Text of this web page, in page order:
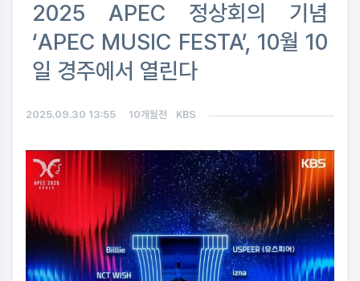
2025 APEC 정상회의 기념
‘APEC MUSIC FESTA’, 10월 10
일 경주에서 열린다
2025.09.30 13:55 10개월전 KBS